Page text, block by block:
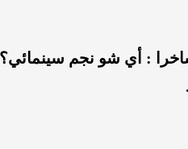
: أي شو نجم